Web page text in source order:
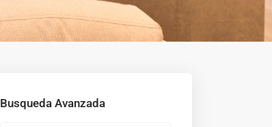
Busqueda Avanzada